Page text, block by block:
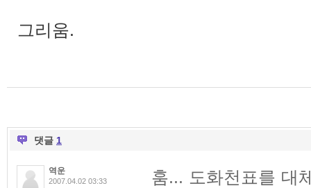
그리움.
댓글 1
역운
2007.04.02 03:33
훔... 도화천표를 대